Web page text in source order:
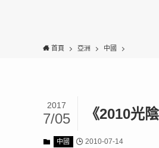
首頁 亞洲 中國
《2010光
2017
7/05
中國 2010-07-14